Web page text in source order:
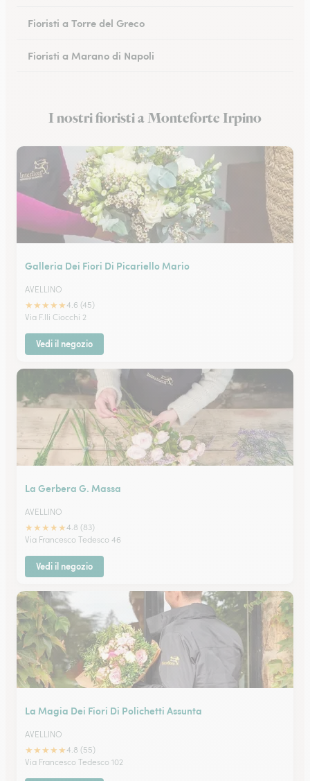
Fioristi a Torre del Greco
Fioristi a Marano di Napoli
Fioristi a Castellammare di Stabia
I nostri fioristi a Monteforte Irpino
Galleria Dei Fiori Di Picariello Mario
AVELLINO
★★★★★4.6 (45)
Via F.lli Ciocchi 2
Vedi il negozio
La Gerbera G. Massa
AVELLINO
★★★★★4.8 (83)
Via Francesco Tedesco 46
Vedi il negozio
La Magia Dei Fiori Di Polichetti Assunta
AVELLINO
★★★★★4.8 (55)
Via Francesco Tedesco 102